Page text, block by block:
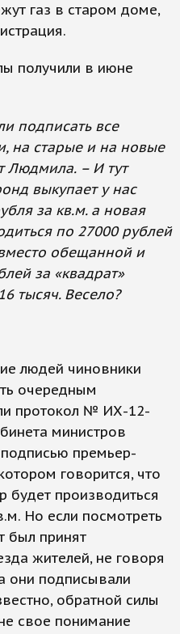
газ в старом доме,
получили в июне
подписать все
на старые и на новые
Людмила. – И тут
выкупает у нас
за кв.м. а новая
по 27000 рублей
обещанной и
за «квадрат»
тысяч. Весело?
людей чиновники
очередным
протокол № ИХ-12-
министров
подписью премьер-
говорится, что
будет производиться
Но если посмотреть
был принят
жителей, не говоря
они подписывали
обратной силы
свое понимание